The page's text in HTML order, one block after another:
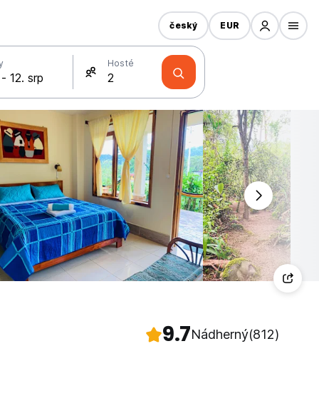
Hosté
český EUR
9.7Nádherný(812)